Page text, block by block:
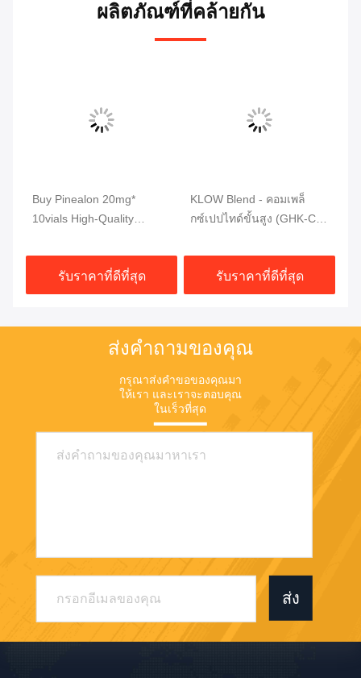
ผลิตภัณฑ์ที่คล้ายกัน
Buy Pinealon 20mg*
10vials High-Quality
รับราคาที่ดีที่สุด
KLOW Blend - คอมเพล็
กซ์เปปไทด์ขั้นสูง (GHK-Cu |
80 มก.
รับราคาที่ดีที่สุด
ส่งคำถามของคุณ
กรุณาส่งคําขอของคุณมา
ให้เรา และเราจะตอบคุณ
ในเร็วที่สุด
ส่ง